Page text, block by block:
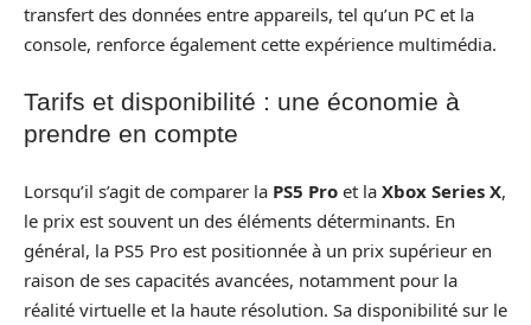
transfert des données entre appareils, tel qu’un PC et la
console, renforce également cette expérience multimédia.
Tarifs et disponibilité : une économie à
prendre en compte
Lorsqu’il s’agit de comparer la PS5 Pro et la Xbox Series X,
le prix est souvent un des éléments déterminants. En
général, la PS5 Pro est positionnée à un prix supérieur en
raison de ses capacités avancées, notamment pour la
réalité virtuelle et la haute résolution. Sa disponibilité sur le